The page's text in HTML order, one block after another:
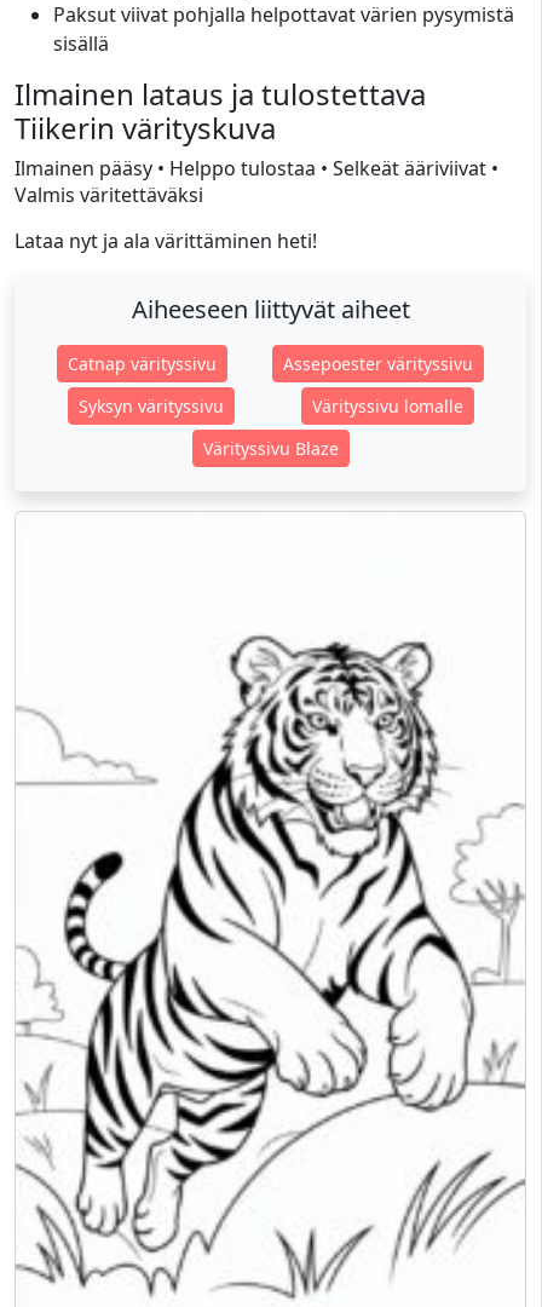
Paksut viivat pohjalla helpottavat värien pysymistä
sisällä
Ilmainen lataus ja tulostettava
Tiikerin värityskuva
Ilmainen pääsy • Helppo tulostaa • Selkeät ääriviivat •
Valmis väritettäväksi
Lataa nyt ja ala värittäminen heti!
Aiheeseen liittyvät aiheet
Catnap värityssivu
Assepoester värityssivu
Syksyn värityssivu
Värityssivu lomalle
Värityssivu Blaze